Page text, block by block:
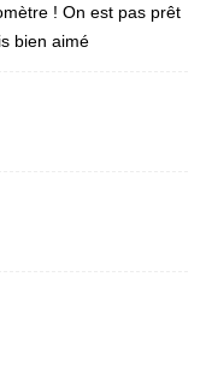
! On est pas prêt
bien aimé